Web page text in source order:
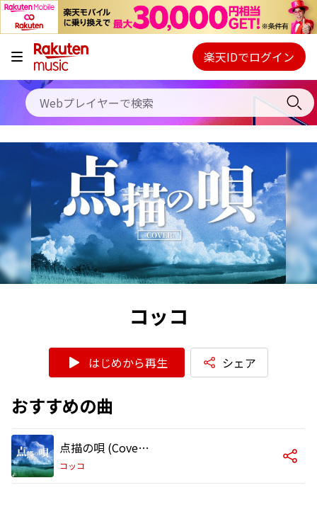
キャンペーン
料金プラン
使い方
初回30日間無料お試し
Webプレイヤー
ご契約内容の確認・変更
楽天IDでログイン
コッコ
はじめから再生 シェア
おすすめの曲
点描の唄 (Cover) [オリジナル歌手:Mrs. GREEN APPLE]
コッコ